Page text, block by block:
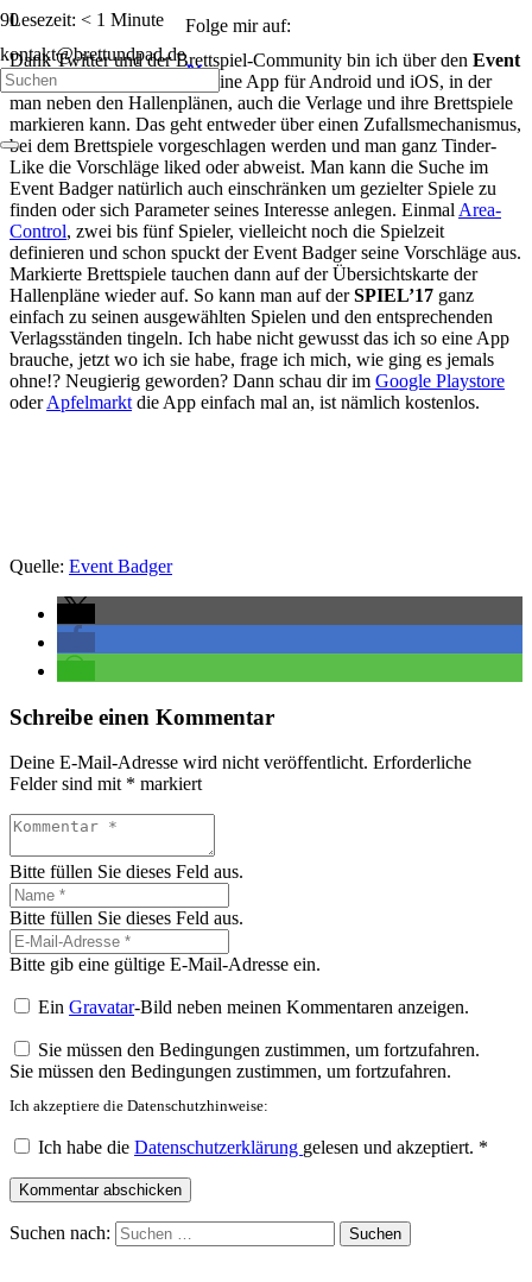
kontakt@brettundpad.de
Folge mir auf:
Lesezeit: < 1 Minute
Dank Twitter und der Brettspiel-Community bin ich über den Event
Badger
gestolpert. Das ist eine App für Android und iOS, in der
man neben den Hallenplänen, auch die Verlage und ihre Brettspiele
markieren kann. Das geht entweder über einen Zufallsmechanismus,
bei dem Brettspiele vorgeschlagen werden und man ganz Tinder-
Like die Vorschläge liked oder abweist. Man kann die Suche im
Event Badger natürlich auch einschränken um gezielter Spiele zu
finden oder sich Parameter seines Interesse anlegen. Einmal Area-
Control, zwei bis fünf Spieler, vielleicht noch die Spielzeit
definieren und schon spuckt der Event Badger seine Vorschläge aus.
Markierte Brettspiele tauchen dann auf der Übersichtskarte der
Hallenpläne wieder auf. So kann man auf derSPIEL’17 ganz
einfach zu seinen ausgewählten Spielen und den entsprechenden
Verlagsständen tingeln. Ich habe nicht gewusst das ich so eine App
brauche, jetzt wo ich sie habe, frage ich mich, wie ging es jemals
ohne!? Neugierig geworden? Dann schau dir im Google Playstore
oderApfelmarkt die App einfach mal an, ist nämlich kostenlos.
Quelle: Event Badger
Schreibe einen Kommentar
Deine E-Mail-Adresse wird nicht veröffentlicht. Erforderliche
Felder sind mit * markiert
Bitte füllen Sie dieses Feld aus.
Bitte füllen Sie dieses Feld aus.
Bitte gib eine gültige E-Mail-Adresse ein.
EinGravatar-Bild neben meinen Kommentaren anzeigen.
Sie müssen den Bedingungen zustimmen, um fortzufahren.
Sie müssen den Bedingungen zustimmen, um fortzufahren.
Ich akzeptiere die Datenschutzhinweise:
Ich habe die Datenschutzerklärung gelesen und akzeptiert. *
Kommentar abschicken
Suchen nach: